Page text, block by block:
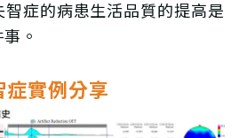
症的病患生活品質的提高是
。
症實例分享